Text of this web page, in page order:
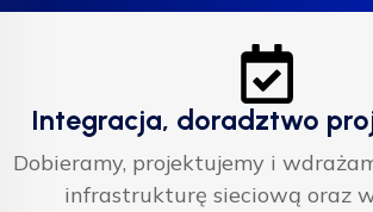
Integracja, doradztwo
Dobieramy, projektujemy i
infrastrukturę sieciową oraz